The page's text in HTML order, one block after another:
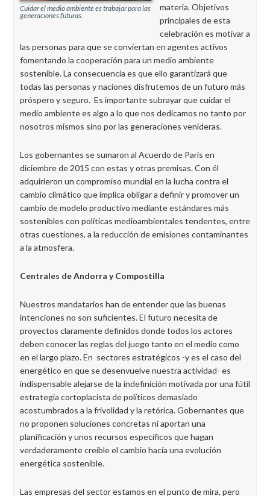
Cuidar el medio ambiente es trabajar para las
generaciones futuras.
materia. Objetivos
principales de esta
celebración es motivar a
las personas para que se conviertan en agentes activos
fomentando la cooperación para un medio ambiente
sostenible. La consecuencia es que ello garantizará que
todas las personas y naciones disfrutemos de un futuro más
próspero y seguro. Es importante subrayar que cuidar el
medio ambiente es algo a lo que nos dedicamos no tanto por
nosotros mismos sino por las generaciones venideras.
Los gobernantes se sumaron al Acuerdo de París en
diciembre de 2015 con estas y otras premisas. Con él
adquirieron un compromiso mundial en la lucha contra el
cambio climático que implica obligar a definir y promover un
cambio de modelo productivo mediante estándares más
sostenibles con políticas medioambientales tendentes, entre
otras cuestiones, a la reducción de emisiones contaminantes
a la atmosfera.
Centrales de Andorra y Compostilla
Nuestros mandatarios han de entender que las buenas
intenciones no son suficientes. El futuro necesita de
proyectos claramente definidos donde todos los actores
deben conocer las reglas del juego tanto en el medio como
en el largo plazo. En sectores estratégicos -y es el caso del
energético en que se desenvuelve nuestra actividad- es
indispensable alejarse de la indefinición motivada por una fútil
estrategia cortoplacista de políticos demasiado
acostumbrados a la frivolidad y la retórica. Gobernantes que
no proponen soluciones concretas ni aportan una
planificación y unos recursos específicos que hagan
verdaderamente creíble el cambio hacía una evolución
energética sostenible.
Las empresas del sector estamos en el punto de mira, pero